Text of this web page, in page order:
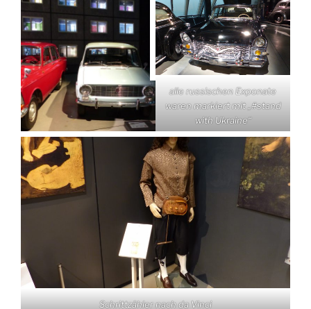
alle russischen Exponate
waren markiert mit „#stand
with Ukraine“
Schrittzähler nach da Vinci